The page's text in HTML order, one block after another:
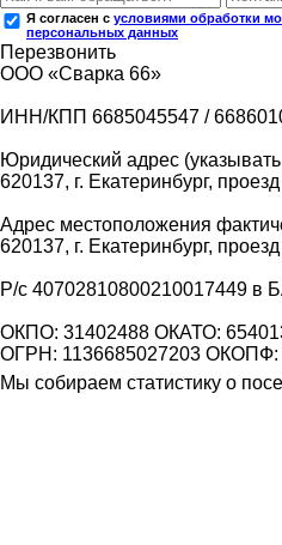
Я согласен с условиями обработки
персональных данных
Перезвонить
ООО «Сварка 66»
ИНН/КПП 6685045547 /
Юридический адрес
620137, г. Екатеринбург,
Адрес местоположения
620137, г. Екатеринбург,
Р/с 40702810800210017449 в
ОКПО: 31402488 ОКАТО:
ОГРН: 1136685027203 ОКОПФ:
Мы собираем статистику о